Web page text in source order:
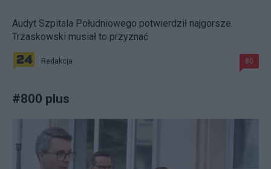
Audyt Szpitala Południowego potwierdził najgorsze.
Trzaskowski musiał to przyznać
Redakcja 80
#800 plus